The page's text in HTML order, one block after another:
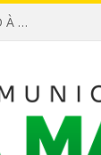
EDITAL DE CHAMAMENTO PÚBLICO Nº 002/2026 – FOMENTO À EXECUÇÃO DE AÇÕES CULTURAIS